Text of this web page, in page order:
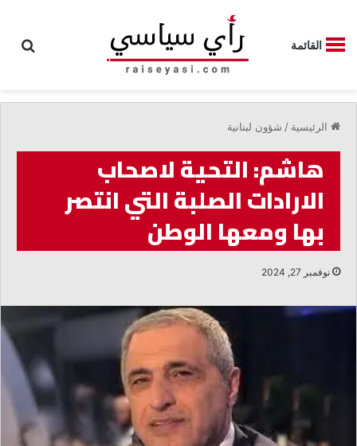
القائمة
الرئيسية / شؤون لبنانية
هاشم: التحية لاصحاب
الارادات الصلبة التي انتصر
بها ومعها الوطن
نوفمبر 27, 2024